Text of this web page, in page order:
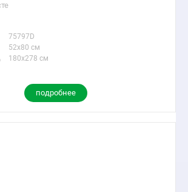
75797D
52x80 см
180x278 см
подробнее